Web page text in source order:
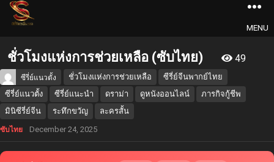
MENU
ชั่วโมงแห่งการช่วยเหลือ (ซับไทย) 49
ซีรี่ย์แนวตั้ง ชั่วโมงแห่งการช่วยเหลือ
ซีรี่ย์จีนพากย์ไทย
ซีรี่ย์แนวตั้ง
ซีรี่ย์แนะนำ ดราม่า ดูหนังออนไลน์
ภารกิจกู้ชีพ
มินิซีรี่ย์จีน
ระทึกขวัญ ละครสั้น
ซับไทย December 24, 2025